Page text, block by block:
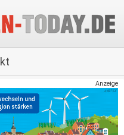
Anzeige